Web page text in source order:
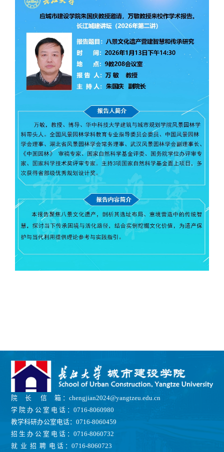
院 长 信 箱 ：chengjian2024@yangtzeu.edu.cn
学 院 办 公 室 电 话 ：0716-8060980
教学科研办公室电话：0716-8060459
招 生 办 公 室 电 话 ：0716-8060732
就 业 招 聘 电 话 ：0716-8060723